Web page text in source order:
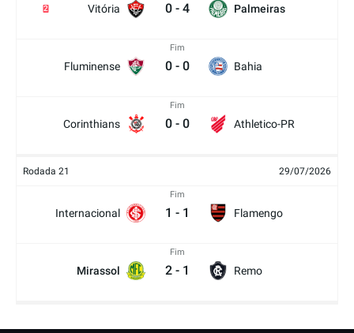
Vitória
2 0 - 4 Palmeiras
Fluminense
Fim
0 - 0 Bahia
Corinthians
Fim
0 - 0 Athletico-PR
Rodada 21 29/07/2026
Internacional
Fim
1 - 1 Flamengo
Mirassol
Fim
2 - 1 Remo